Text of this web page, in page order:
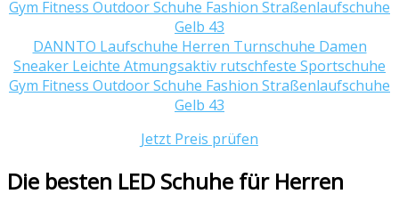
DANNTO Laufschuhe Herren Turnschuhe Damen
Sneaker Leichte Atmungsaktiv rutschfeste Sportschuhe
Gym Fitness Outdoor Schuhe Fashion Straßenlaufschuhe
Gelb 43
Jetzt Preis prüfen
Die besten LED Schuhe für Herren